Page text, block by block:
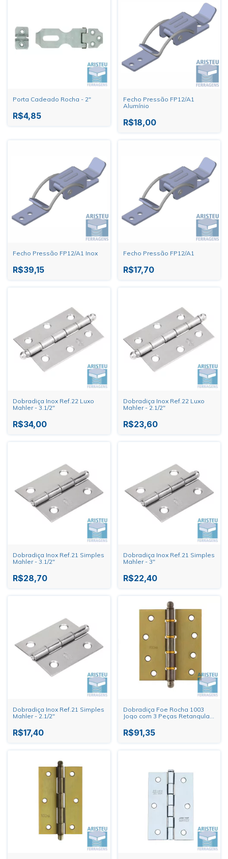
Porta Cadeado Rocha - 2"
R$4,85
Fecho Pressão FP12/A1
Alumínio
R$18,00
Fecho Pressão FP12/A1 Inox
R$39,15
Fecho Pressão FP12/A1
R$17,70
Dobradiça Inox Ref.22 Luxo
Mahler - 3.1/2"
R$34,00
Dobradiça Inox Ref.22 Luxo
Mahler - 2.1/2"
R$23,60
Dobradiça Inox Ref.21 Simples
Mahler - 3.1/2"
R$28,70
Dobradiça Inox Ref.21 Simples
Mahler - 3"
R$22,40
Dobradiça Inox Ref.21 Simples
Mahler - 2.1/2"
R$17,40
Dobradiça Foe Rocha 1003
Jogo com 3 Peças Retangular
R$91,35